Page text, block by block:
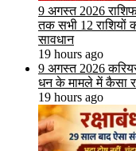
9 अगस्त 2026
तक सभी 12 राशियों
सावधान
19 hours ago
9 अगस्त 2026
धन के मामले में कैसा
19 hours ago